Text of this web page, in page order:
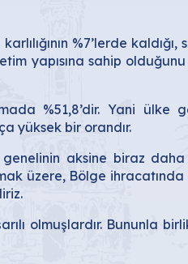
%7’lerde kaldığı,
yapısına sahip
%51,8’dir. Yani ülke
yüksek bir orandır.
genelinin aksine biraz
üzere, Bölge
olmuşlardır. Bununla